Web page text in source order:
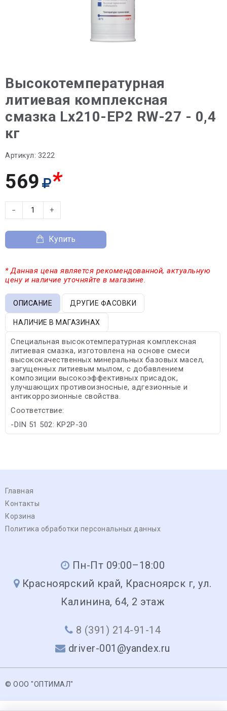
Высокотемпературная
литиевая комплексная
смазка Lx210-EP2 RW-27 - 0,4
кг
Артикул: 3222
569 *
− +
Купить
* Данная цена является рекомендованной, актуальную
цену и наличие уточняйте в магазине.
ОПИСАНИЕ ДРУГИЕ ФАСОВКИ
НАЛИЧИЕ В МАГАЗИНАХ
Специальная высокотемпературная комплексная
литиевая смазка, изготовлена на основе смеси
высококачественных минеральных базовых масел,
загущенных литиевым мылом, с добавлением
композиции высокоэффективных присадок,
улучшающих противоизносные, адгезионные и
антикоррозионные свойства.
Соответствие:
-DIN 51 502: KP2P-30
Главная
Контакты
Корзина
Политика обработки персональных данных
Пн-Пт 09:00–18:00
Красноярский край, Красноярск г, ул.
Калинина, 64, 2 этаж
8 (391) 214-91-14
driver-001@yandex.ru
© ООО "ОПТИМАЛ"